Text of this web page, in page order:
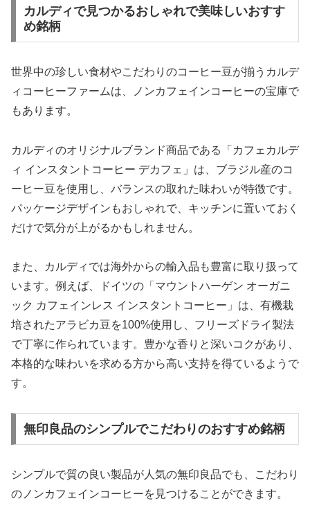
カルディで見つかるおしゃれで美味しいおすす
め銘柄
世界中の珍しい食材やこだわりのコーヒー豆が揃うカルデ
ィコーヒーファームは、ノンカフェインコーヒーの宝庫で
もあります。
カルディのオリジナルブランド商品である「カフェカルデ
ィ インスタントコーヒー デカフェ」は、ブラジル産のコ
ーヒー豆を使用し、バランスの取れた味わいが特徴です。
パッケージデザインもおしゃれで、キッチンに置いておく
だけで気分が上がるかもしれません。
また、カルディでは海外からの輸入品も豊富に取り扱って
います。例えば、ドイツの「マウントハーゲン オーガニ
ック カフェインレス インスタントコーヒー」は、有機栽
培されたアラビカ豆を100%使用し、フリーズドライ製法
で丁寧に作られています。豊かな香りと深いコクがあり、
本格的な味わいを求める方から高い支持を得ているようで
す。
無印良品のシンプルでこだわりのおすすめ銘柄
シンプルで質の良い製品が人気の無印良品でも、こだわり
のノンカフェインコーヒーを見つけることができます。